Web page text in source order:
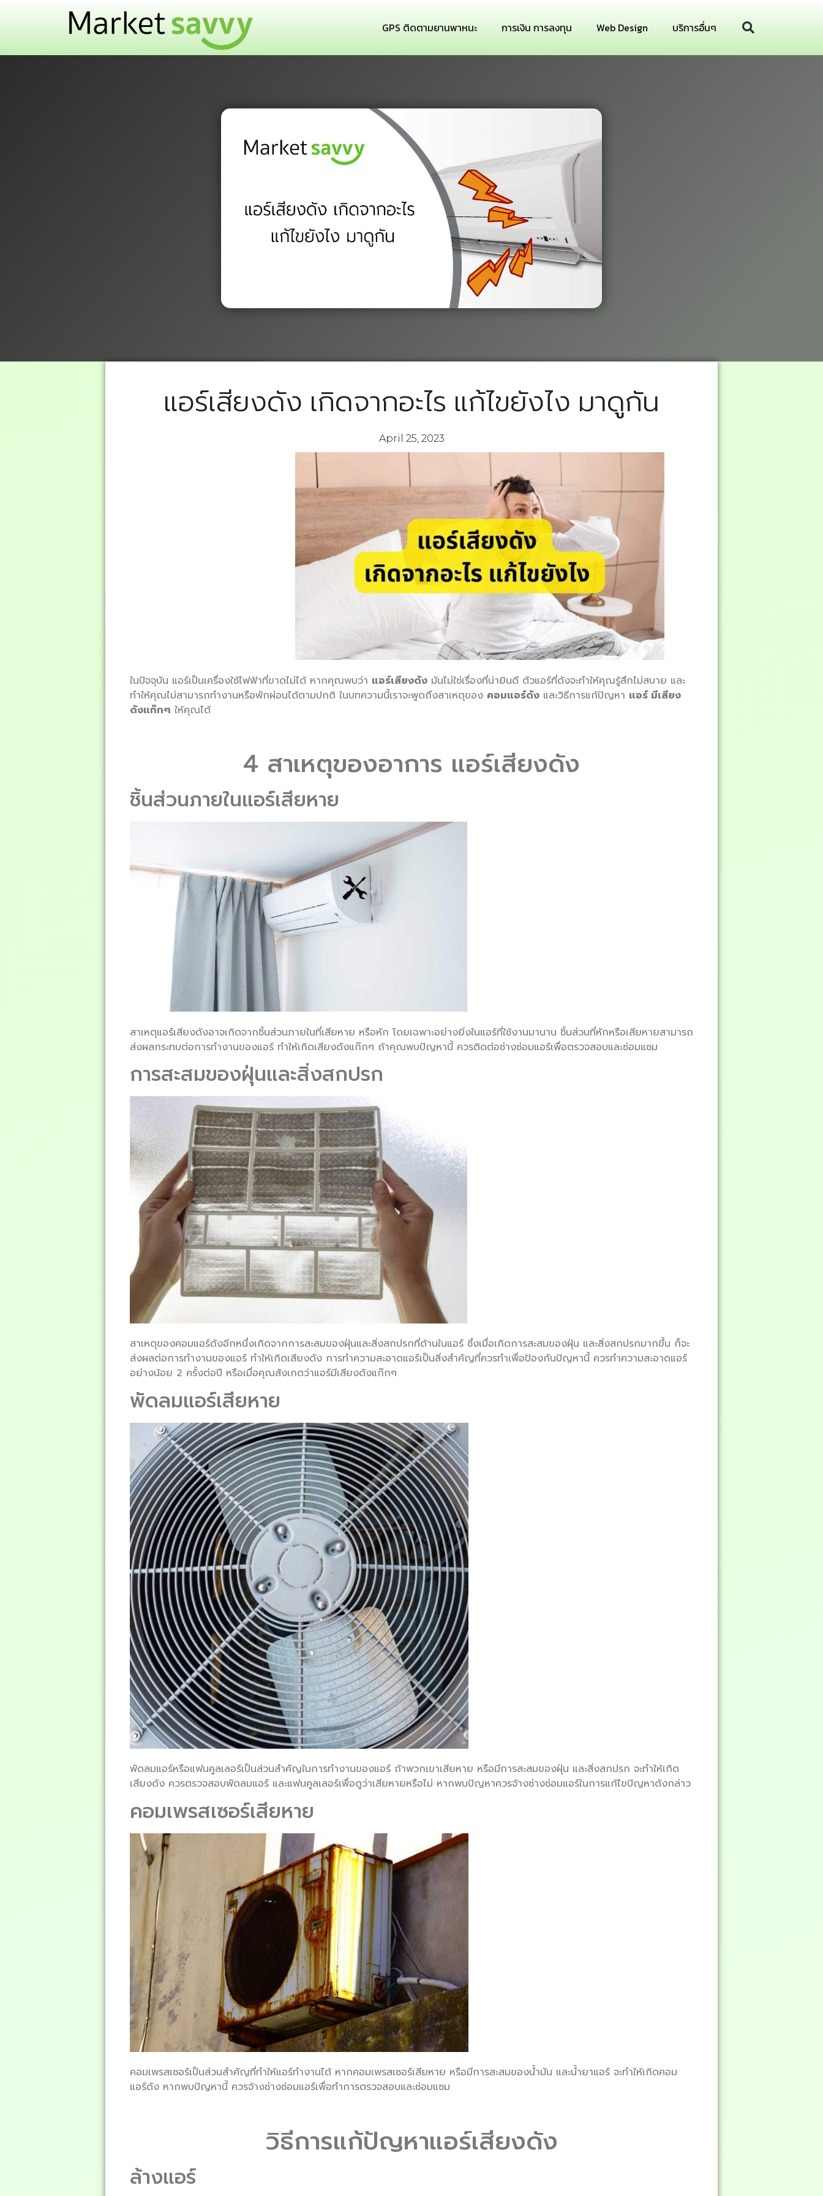
GPS ติดตามยานพาหนะ การเงิน การลงทุน Web Design บริการอื่นๆ
แอร์เสียงดัง เกิดจากอะไร แก้ไขยังไง มาดูกัน
April 25, 2023
ในปัจจุบัน แอร์เป็นเครื่องใช้ไฟฟ้าที่ขาดไม่ได้ หากคุณพบว่า แอร์เสียงดัง มันไม่ใช่เรื่องที่น่ายินดี ตัวแอร์ที่ดังจะทำให้คุณรู้สึกไม่สบาย และ
ทำให้คุณไม่สามารถทำงานหรือพักผ่อนได้ตามปกติ ในบทความนี้เราจะพูดถึงสาเหตุของ คอมแอร์ดัง และวิธีการแก้ปัญหา แอร์ มีเสียง
ดังแก๊กๆ ให้คุณได้
4 สาเหตุของอาการ แอร์เสียงดัง
ชิ้นส่วนภายในแอร์เสียหาย
สาเหตุแอร์เสียงดังอาจเกิดจากชิ้นส่วนภายในที่เสียหาย หรือหัก โดยเฉพาะอย่างยิ่งในแอร์ที่ใช้งานมานาน ชิ้นส่วนที่หักหรือเสียหายสามารถ
ส่งผลกระทบต่อการทำงานของแอร์ ทำให้เกิดเสียงดังแก๊กๆ ถ้าคุณพบปัญหานี้ ควรติดต่อช่างซ่อมแอร์เพื่อตรวจสอบและซ่อมแซม
การสะสมของฝุ่นและสิ่งสกปรก
สาเหตุของคอมแอร์ดังอีกหนึ่งเกิดจากการสะสมของฝุ่นและสิ่งสกปรกที่ด้านในแอร์ ซึ่งเมื่อเกิดการสะสมของฝุ่น และสิ่งสกปรกมากขึ้น ก็จะ
ส่งผลต่อการทำงานของแอร์ ทำให้เกิดเสียงดัง การทำความสะอาดแอร์เป็นสิ่งสำคัญที่ควรทำเพื่อป้องกันปัญหานี้ ควรทำความสะอาดแอร์
อย่างน้อย 2 ครั้งต่อปี หรือเมื่อคุณสังเกตว่าแอร์มีเสียงดังแก๊กๆ
พัดลมแอร์เสียหาย
พัดลมแอร์หรือแฟนคูลเลอร์เป็นส่วนสำคัญในการทำงานของแอร์ ถ้าพวกเขาเสียหาย หรือมีการสะสมของฝุ่น และสิ่งสกปรก จะทำให้เกิด
เสียงดัง ควรตรวจสอบพัดลมแอร์ และแฟนคูลเลอร์เพื่อดูว่าเสียหายหรือไม่ หากพบปัญหาควรจ้างช่างซ่อมแอร์ในการแก้ไขปัญหาดังกล่าว
คอมเพรสเซอร์เสียหาย
คอมเพรสเซอร์เป็นส่วนสำคัญที่ทำให้แอร์ทำงานได้ หากคอมเพรสเซอร์เสียหาย หรือมีการสะสมของน้ำมัน และน้ำยาแอร์ จะทำให้เกิดคอม
แอร์ดัง หากพบปัญหานี้ ควรจ้างช่างซ่อมแอร์เพื่อทำการตรวจสอบและซ่อมแซม
วิธีการแก้ปัญหาแอร์เสียงดัง
ล้างแอร์